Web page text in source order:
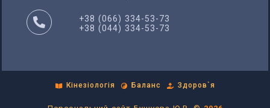
+38 (066) 334-53-73
+38 (044) 334-53-73
Кінезіологія Баланс Здоров`я